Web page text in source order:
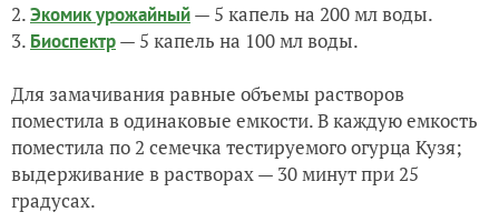
2.Экомик урожайный— 5 капель на 200 мл воды.
3. Биоспектр— 5 капель на 100 мл воды.
Для замачивания равные объемы растворов
поместила в одинаковые емкости. В каждую емкость
поместила по 2 семечка тестируемого огурца Кузя;
выдерживание в растворах — 30 минут при 25
градусах.